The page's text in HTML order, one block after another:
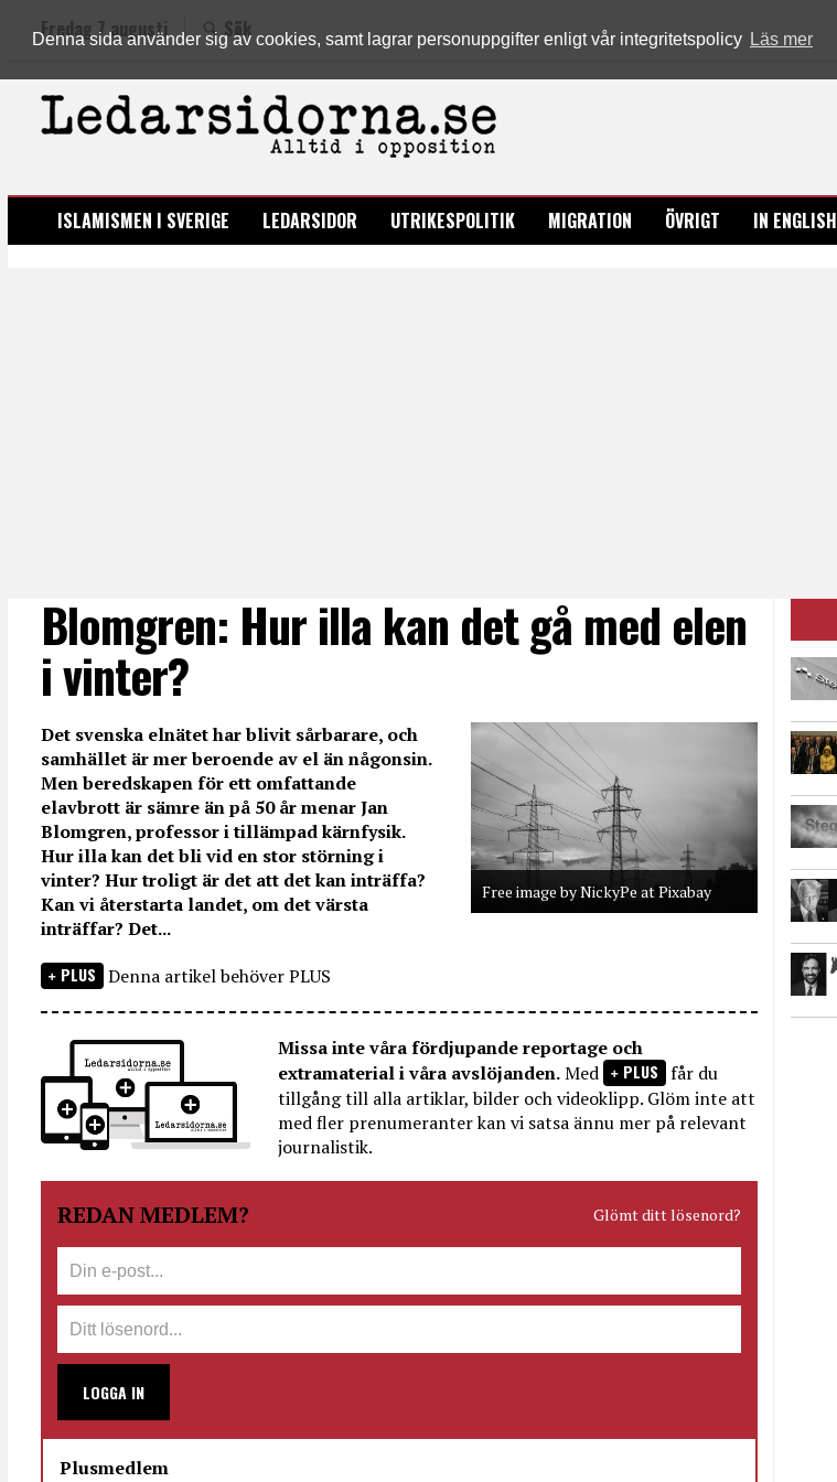
Denna sida använder sig av cookies, samt lagrar personuppgifter enligt vår integritetspolicy Läs mer
Fredag 7 augusti Sök
LEDARSIDORNA.SE
ISLAMISMEN I SVERIGE LEDARSIDOR UTRIKESPOLITIK MIGRATION ÖVRIGT IN ENGLISH
Blomgren: Hur illa kan det gå med elen
i vinter?
Free image by NickyPe at Pixabay
Det svenska elnätet har blivit sårbarare, och
samhället är mer beroende av el än någonsin.
Men beredskapen för ett omfattande
elavbrott är sämre än på 50 år menar Jan
Blomgren, professor i tillämpad kärnfysik.
Hur illa kan det bli vid en stor störning i
vinter? Hur troligt är det att det kan inträffa?
Kan vi återstarta landet, om det värsta
inträffar? Det...
PLUS Denna artikel behöver PLUS
Missa inte våra fördjupande reportage och
extramaterial i våra avslöjanden.Med PLUS får du
tillgång till alla artiklar, bilder och videoklipp. Glöm inte att
med fler prenumeranter kan vi satsa ännu mer på relevant
journalistik.
REDAN MEDLEM? Glömt ditt lösenord?
LOGGA IN
Plusmedlem